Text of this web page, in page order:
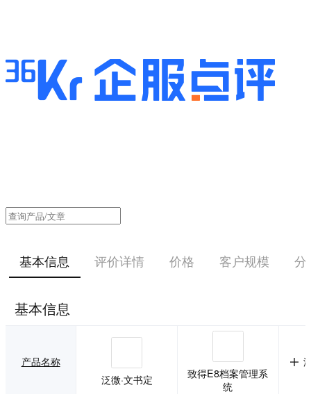
基本信息 评价详情 价格 客户规模 分
基本信息
产品名称
泛微·文书定
致得E8档案管理系
统